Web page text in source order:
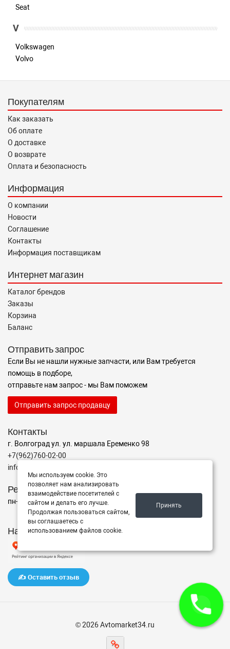
Seat
V
Volkswagen
Volvo
Покупателям
Как заказать
Об оплате
О доставке
О возврате
Оплата и безопасность
Информация
О компании
Новости
Соглашение
Контакты
Информация поставщикам
Интернет магазин
Каталог брендов
Заказы
Корзина
Баланс
Отправить запрос
Если Вы не нашли нужные запчасти, или Вам требуется
помощь в подборе,
отправьте нам запрос - мы Вам поможем
Отправить запрос продавцу
Контакты
г. Волгоград ул. ул. маршала Еременко 98
+7(962)760-02-00
info@avtomarket34.ru
Режим работы
пн-пт с 10:00 до 15:00, Сб-Вс выходной
Наш рейтинг на Яндексе
✍️ Оставить отзыв
© 2026 Avtomarket34.ru
Мы используем cookie. Это
позволяет нам анализировать
взаимодействие посетителей с
сайтом и делать его лучше.
Продолжая пользоваться сайтом,
вы соглашаетесь с
использованием файлов cookie.
Принять